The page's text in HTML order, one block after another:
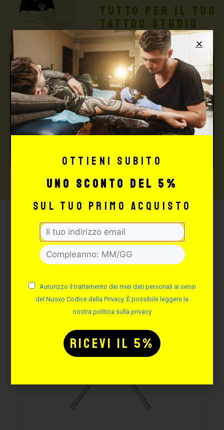
TUTTO PER IL TUO
TATTOO STUDIO
Potrebbe interessarti
anche:
Ottieni subito
uno sconto del 5%
sul tuo primo acquisto
Autorizzo il trattamento dei miei dati personali ai sensi
del Nuovo Codice della Privacy. È possibile leggere la
nostra politica sulla privacy